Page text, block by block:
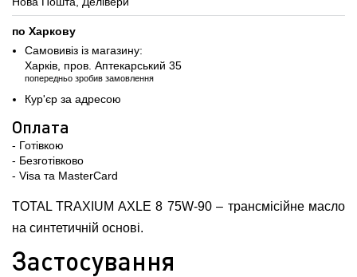
по Харкову
Самовивіз із магазину:
Харків, пров. Аптекарський 35
попередньо зробив замовлення
Кур'єр за адресою
Оплата
- Готівкою
- Безготівково
- Visa та MasterCard
TOTAL TRAXIUM AXLE 8 75W-90 – трансмісійне масло
на синтетичній основі.
Застосування